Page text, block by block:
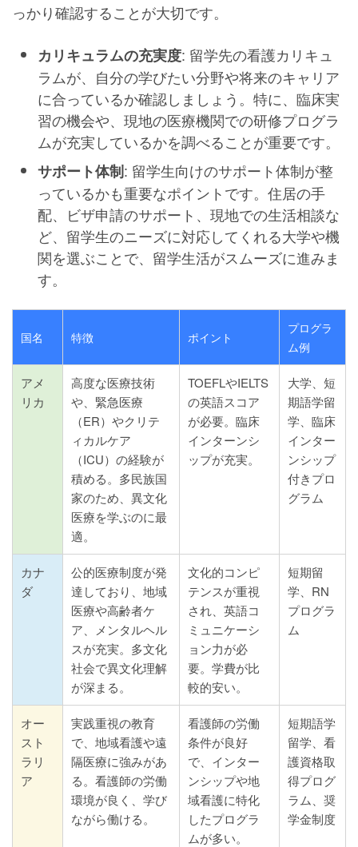
っかり確認することが大切です。
カリキュラムの充実度: 留学先の看護カリキュ
ラムが、自分の学びたい分野や将来のキャリア
に合っているか確認しましょう。特に、臨床実
習の機会や、現地の医療機関での研修プログラ
ムが充実しているかを調べることが重要です。
サポート体制: 留学生向けのサポート体制が整
っているかも重要なポイントです。住居の手
配、ビザ申請のサポート、現地での生活相談な
ど、留学生のニーズに対応してくれる大学や機
関を選ぶことで、留学生活がスムーズに進みま
す。
国名 特徴 ポイント
プログラ
ム例
アメ
リカ
高度な医療技術
や、緊急医療
（ER）やクリテ
ィカルケア
（ICU）の経験が
積める。多民族国
家のため、異文化
医療を学ぶのに最
適。
TOEFLやIELTS
の英語スコア
が必要。臨床
インターンシ
ップが充実。
大学、短
期語学留
学、臨床
インター
ンシップ
付きプロ
グラム
カナ
ダ
公的医療制度が発
達しており、地域
医療や高齢者ケ
ア、メンタルヘル
スが充実。多文化
社会で異文化理解
が深まる。
文化的コンピ
テンスが重視
され、英語コ
ミュニケーシ
ョン力が必
要。学費が比
較的安い。
短期留
学、RN
プログラ
ム
オー
スト
ラリ
ア
実践重視の教育
で、地域看護や遠
隔医療に強みがあ
る。看護師の労働
環境が良く、学び
ながら働ける。
看護師の労働
条件が良好
で、インター
ンシップや地
域看護に特化
したプログラ
ムが多い。
短期語学
留学、看
護資格取
得プログ
ラム、奨
学金制度